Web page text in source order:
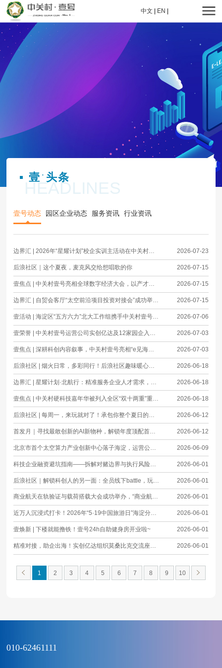
中文 EN
HEADLINES
壹 · 头条
壹号动态 园区企业动态 服务资讯 行业资讯
边界汇 | 2026年“星耀计划”校企实训主活动在中关村壹号成功举办 2026-07-23
后浪社区｜这个夏夜，麦克风交给想唱歌的你 2026-07-15
壹焦点 | 中关村壹号亮相全球数字经济大会，以产才融合激活商业航天新动能 2026-07-15
边界汇 | 自贸会客厅“太空前沿项目投资对接会”成功举办，加速技术、产业与资本高效融通 2026-07-15
壹活动 | 海淀区“五方六力”北大工作组携手中关村壹号，共促科技成果转化落地应用 2026-07-06
壹荣誉 | 中关村壹号运营公司实创亿达及12家园企入选商业航天创新联合体首批成员单位 2026-07-03
壹焦点 | 深耕科创内容叙事，中关村壹号亮相“e见海淀”科创主题沙龙 2026-07-03
后浪社区 | 烟火日常，多彩同行！后浪社区趣味暖心活动精彩进行中 2026-06-18
边界汇 | 星耀计划·北航行：精准服务企业人才需求，开拓从课堂到职场的快车道 2026-06-18
壹焦点 | 中关村硬科技嘉年华被列入全区“双十两重”重大项目 2026-06-18
2026-06-12
首发月｜寻找最敢创新的AI新物种，解锁年度顶配首发资源—— 2026-06-12
北京市首个太空算力产业创新中心落子海淀，运营公司在中关村壹号注册成立 2026-06-09
科技企业融资避坑指南——拆解对赌边界与执行风险沙龙活动圆满举办 2026-06-01
后浪社区｜解锁科创人的另一面：全员线下battle，玩疯了！ 2026-06-01
商业航天在轨验证与载荷搭载大会成功举办，“商业航天在轨验证创新中心”正式揭牌 2026-06-01
近万人沉浸式打卡！2026年“5·19中国旅游日”海淀分会场圆满落幕，焕新海淀文旅活力 2026-06-01
壹焕新 | 下楼就能撸铁！壹号24h自助健身房开业啦~ 2026-06-01
精准对接，助企出海！实创亿达组织莫桑比克交流座谈会 2026-06-01
1 2 3 4 5 6 7 8 9 10
010-62461111